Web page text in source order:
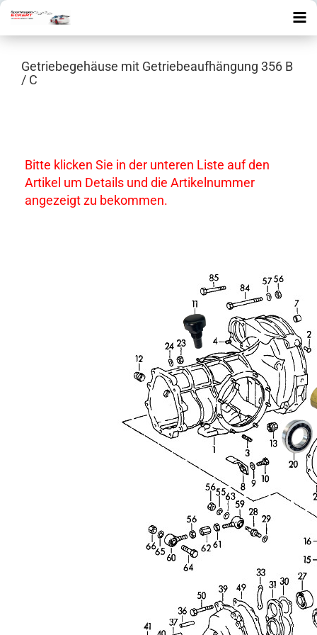
Getriebegehäuse mit Getriebeaufhängung 356 B
/ C
Bitte klicken Sie in der unteren Liste auf den
Artikel um Details und die Artikelnummer
angezeigt zu bekommen.